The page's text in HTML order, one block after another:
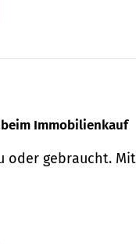
Immobilienkauf
oder gebraucht.